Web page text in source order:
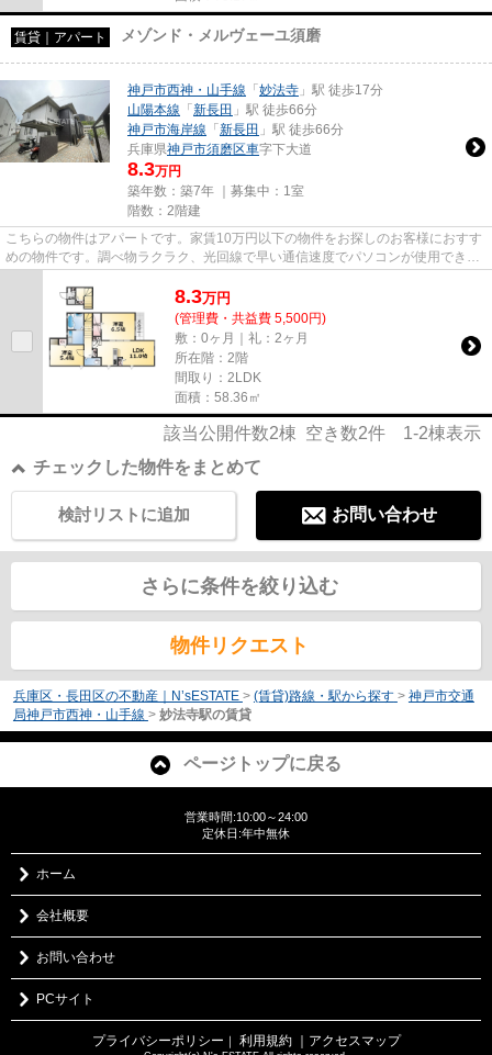
賃貸｜アパート メゾンド・メルヴェーユ須磨
神戸市西神・山手線 「 妙法寺 」駅 徒歩17分
山陽本線 「 新長田 」駅 徒歩66分
神戸市海岸線 「 新長田 」駅 徒歩66分
兵庫県神戸市須磨区車字下大道
8.3万円
築年数：築7年 ｜募集中： 1室
階数：2階建
こちらの物件はアパートです。家賃10万円以下の物件をお探しのお客様におすす
めの物件です。調べ物ラクラク、光回線で早い通信速度でパソコンが使用できま
8.3万円
(管理費・共益費 5,500円)
敷：0ヶ月｜礼：2ヶ月
所在階：2階
間取り：2LDK
面積：58.36㎡
該当公開件数2棟 空き数2件 1-2棟表示
チェックした物件をまとめて
お問い合わせ
検討リストに追加
さらに条件を絞り込む
物件リクエスト
兵庫区・長田区の不動産｜N’sESTATE > (賃貸)路線・駅から探す > 神戸市交通
局神戸市西神・山手線 > 妙法寺駅の賃貸
ページトップに戻る
営業時間:10:00～24:00
定休日:年中無休
ホーム
会社概要
お問い合わせ
PCサイト
プライバシーポリシー ｜ 利用規約 ｜アクセスマップ